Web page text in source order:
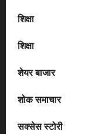
शिक्षा
शिक्षा
शेयर बाजार
शोक समाचार
सक्सेस स्टोरी